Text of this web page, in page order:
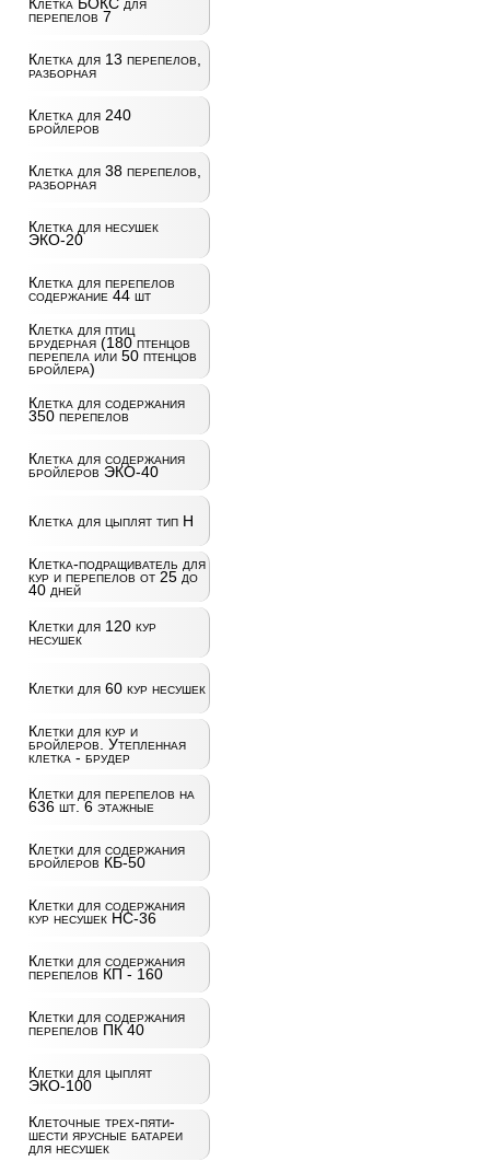
перепелов 7
Клетка для 13 перепелов,
разборная
Клетка для 240
бройлеров
Клетка для 38 перепелов,
разборная
Клетка для несушек
ЭКО-20
Клетка для перепелов
содержание 44 шт
Клетка для птиц
брудерная (180 птенцов
перепела или 50 птенцов
бройлера)
Клетка для содержания
350 перепелов
Клетка для содержания
бройлеров ЭКО-40
Клетка для цыплят тип Н
Клетка-подращиватель для
кур и перепелов от 25 до
40 дней
Клетки для 120 кур
несушек
Клетки для 60 кур несушек
Клетки для кур и
бройлеров. Утепленная
клетка - брудер
Клетки для перепелов на
636 шт. 6 этажные
Клетки для содержания
бройлеров КБ-50
Клетки для содержания
кур несушек НС-36
Клетки для содержания
перепелов КП - 160
Клетки для содержания
перепелов ПК 40
Клетки для цыплят
ЭКО-100
Клеточные трех-пяти-
шести ярусные батареи
для несушек